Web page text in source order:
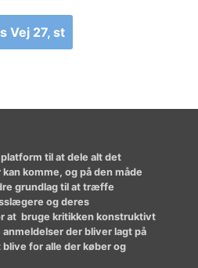
Vej 27, st
til at dele alt det
komme, og på den måde
grundlag til at træffe
og deres
at bruge kritikken konstruktivt
der bliver lagt på
for alle der køber og